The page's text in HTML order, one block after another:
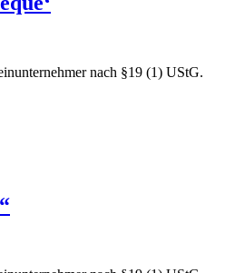
nach §19 (1) UStG.